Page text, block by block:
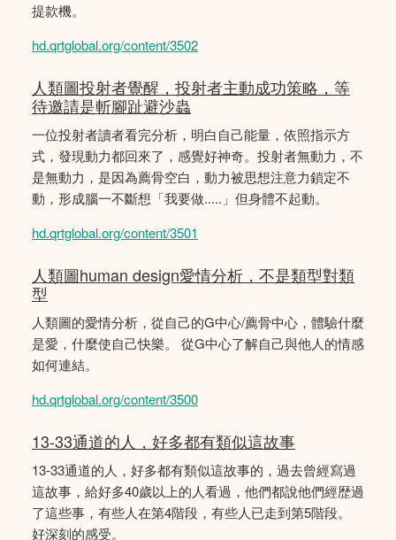
提款機。
hd.qrtglobal.org/content/3502
人類圖投射者覺醒，投射者主動成功策略，等
待邀請是斬腳趾避沙蟲
一位投射者讀者看完分析，明白自己能量，依照指示方
式，發現動力都回來了，感覺好神奇。投射者無動力，不
是無動力，是因為薦骨空白，動力被思想注意力鎖定不
動，形成腦一不斷想「我要做.....」但身體不起動。
hd.qrtglobal.org/content/3501
人類圖human design愛情分析，不是類型對類
型
人類圖的愛情分析，從自己的G中心/薦骨中心，體驗什麼
是愛，什麼使自己快樂。 從G中心了解自己與他人的情感
如何連結。
hd.qrtglobal.org/content/3500
13-33通道的人，好多都有類似這故事
13-33通道的人，好多都有類似這故事的，過去曾經寫過
這故事，給好多40歲以上的人看過，他們都說他們經歴過
了這些事，有些人在第4階段，有些人已走到第5階段。
好深刻的感受。